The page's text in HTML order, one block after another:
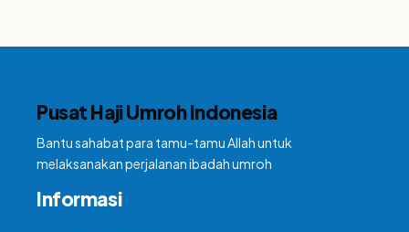
Pusat Haji Umroh Indonesia
Bantu sahabat para tamu-tamu Allah untuk
melaksanakan perjalanan ibadah umroh
Informasi